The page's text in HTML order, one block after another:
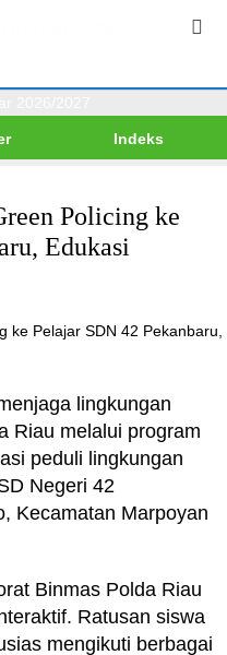
Indeks
Policing ke
Edukasi
lingkungan
Riau melalui program
peduli lingkungan
Negeri 42
Kecamatan Marpoyan
Binmas Polda Riau
Ratusan siswa
mengikuti berbagai